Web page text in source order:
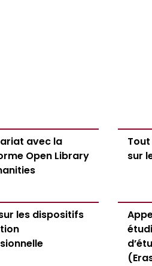
avec la
Open Library
sur
les dispositifs